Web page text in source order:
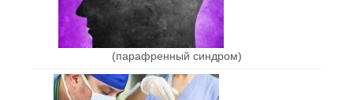
(парафренный синдром)